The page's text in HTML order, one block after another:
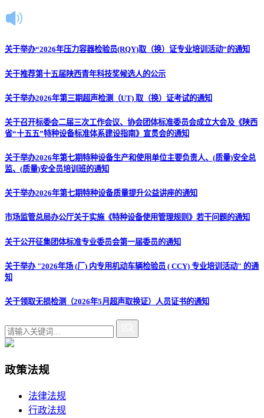
关于举办“2026年压力容器检验员(RQY)取（换）证专业培训活动”的通知
关于推荐第十五届陕西青年科技奖候选人的公示
关于举办2026年第三期超声检测（UT) 取（换）证考试的通知
关于召开标委会二届三次工作会议、协会团体标准委员会成立大会及《陕西
省“十五五”特种设备标准体系建设指南》宣贯会的通知
关于举办2026年第七期特种设备生产和使用单位主要负责人、(质量)安全总
监、(质量)安全员培训班的通知
关于举办2026年第七期特种设备质量提升公益讲座的通知
市场监管总局办公厅关于实施《特种设备使用管理规则》若干问题的通知
关于公开征集团体标准专业委员会第一届委员的通知
关于举办 "2026年场 (厂) 内专用机动车辆检验员 ( CCY) 专业培训活动" 的通
知
关于领取无损检测（2026年5月超声取换证）人员证书的通知
政策法规
法律法规
行政法规